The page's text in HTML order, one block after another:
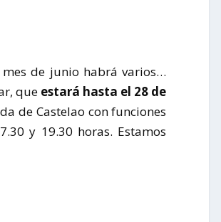
mes de junio habrá varios…
que estará hasta el 28 de
de Castelao con funciones
y 19.30 horas. Estamos